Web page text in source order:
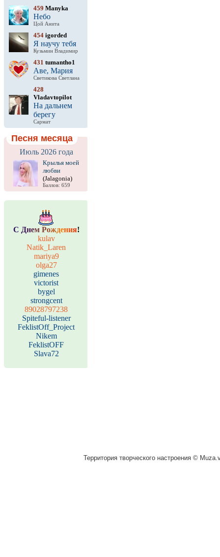
459 Manyka
Небо
Цой Анита
454 igorded
Я научу тебя
Кузьмин Владимир
431 tumantho1
Аве, Мария
Светикова Светлана
428
Vladavtopilot
На дальнем
берегу
Сармат
Песня месяца
Июль 2026 года
Крылья моей
любви
(Jalagonia)
Баллов: 659
С Днем Рождения!
kulav
Natik_Laren
mariya9
olga27
gimenes
victorist
bygel
strongcent
89028797238
Spiteful-listener
FeklistOff_Project
Nikem
FeklistOFF
Slava72
Территория творческого настроения ©